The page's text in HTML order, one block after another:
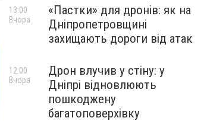
«Пастки» для дронів: як на
Дніпропетровщині
захищають дороги від атак
13:00
Вчора
Дрон влучив у стіну: у
Дніпрі відновлюють
пошкоджену
багатоповерхівку
12:00
Вчора